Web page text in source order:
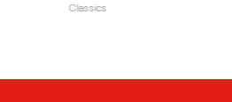
Classics